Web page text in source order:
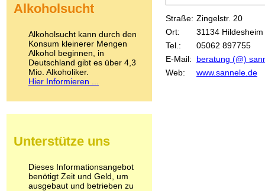
Straße: Zingelstr. 20
Ort:
31134 Hildesheim
Tel.:
05062 897755
E-Mail:
beratung (@)
Web:
www.sannele.de
Kokain
LSD
Marihuana
Medikamente
Meskalin
Metamphetamin
Methadon
Pilze
Psychopharmaka
Schlafmittel
Schmerzmittel
Alkoholsucht
Alkoholsucht kann durch den
Konsum kleinerer Mengen
Alkohol beginnen, in
Deutschland gibt es über 4,3
Mio. Alkoholiker.
Hier Informieren ...
Unterstütze uns
Dieses Informationsangebot
benötigt Zeit und Geld, um
ausgebaut und betrieben zu